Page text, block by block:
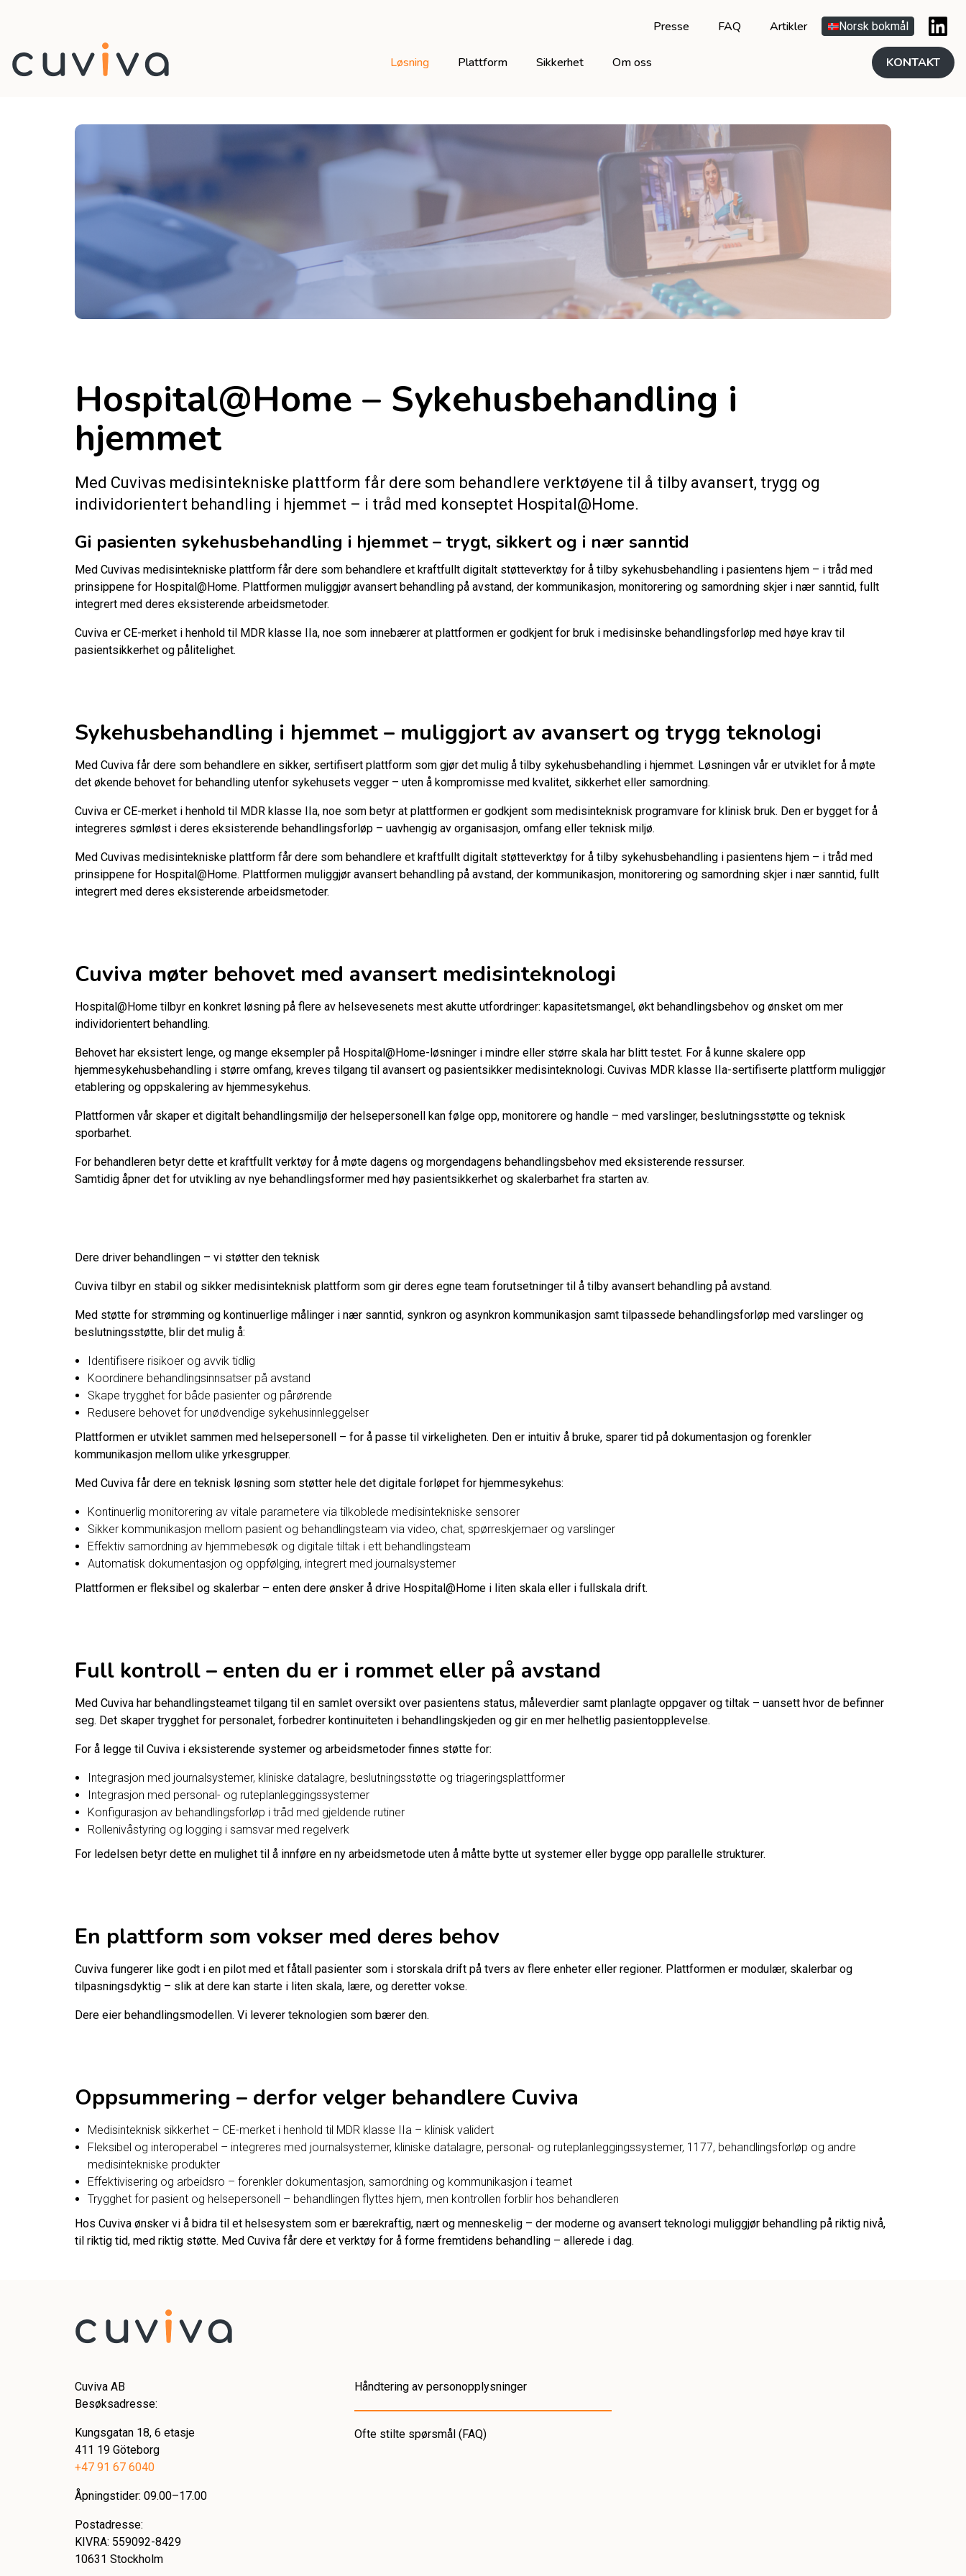
Presse FAQ Artikler Norsk bokmål
Løsning Plattform Sikkerhet Om oss KONTAKT
Hospital@Home – Sykehusbehandling i
hjemmet
Med Cuvivas medisintekniske plattform får dere som behandlere verktøyene til å tilby avansert, trygg og
individorientert behandling i hjemmet – i tråd med konseptet Hospital@Home.
Gi pasienten sykehusbehandling i hjemmet – trygt, sikkert og i nær sanntid
Med Cuvivas medisintekniske plattform får dere som behandlere et kraftfullt digitalt støtteverktøy for å tilby sykehusbehandling i pasientens hjem – i tråd med
prinsippene for Hospital@Home. Plattformen muliggjør avansert behandling på avstand, der kommunikasjon, monitorering og samordning skjer i nær sanntid, fullt
integrert med deres eksisterende arbeidsmetoder.
Cuviva er CE-merket i henhold til MDR klasse IIa, noe som innebærer at plattformen er godkjent for bruk i medisinske behandlingsforløp med høye krav til
pasientsikkerhet og pålitelighet.
Sykehusbehandling i hjemmet – muliggjort av avansert og trygg teknologi
Med Cuviva får dere som behandlere en sikker, sertifisert plattform som gjør det mulig å tilby sykehusbehandling i hjemmet. Løsningen vår er utviklet for å møte
det økende behovet for behandling utenfor sykehusets vegger – uten å kompromisse med kvalitet, sikkerhet eller samordning.
Cuviva er CE-merket i henhold til MDR klasse IIa, noe som betyr at plattformen er godkjent som medisinteknisk programvare for klinisk bruk. Den er bygget for å
integreres sømløst i deres eksisterende behandlingsforløp – uavhengig av organisasjon, omfang eller teknisk miljø.
Med Cuvivas medisintekniske plattform får dere som behandlere et kraftfullt digitalt støtteverktøy for å tilby sykehusbehandling i pasientens hjem – i tråd med
prinsippene for Hospital@Home. Plattformen muliggjør avansert behandling på avstand, der kommunikasjon, monitorering og samordning skjer i nær sanntid, fullt
integrert med deres eksisterende arbeidsmetoder.
Cuviva møter behovet med avansert medisinteknologi
Hospital@Home tilbyr en konkret løsning på flere av helsevesenets mest akutte utfordringer: kapasitetsmangel, økt behandlingsbehov og ønsket om mer
individorientert behandling.
Behovet har eksistert lenge, og mange eksempler på Hospital@Home-løsninger i mindre eller større skala har blitt testet. For å kunne skalere opp
hjemmesykehusbehandling i større omfang, kreves tilgang til avansert og pasientsikker medisinteknologi. Cuvivas MDR klasse IIa-sertifiserte plattform muliggjør
etablering og oppskalering av hjemmesykehus.
Plattformen vår skaper et digitalt behandlingsmiljø der helsepersonell kan følge opp, monitorere og handle – med varslinger, beslutningsstøtte og teknisk
sporbarhet.
For behandleren betyr dette et kraftfullt verktøy for å møte dagens og morgendagens behandlingsbehov med eksisterende ressurser.
Samtidig åpner det for utvikling av nye behandlingsformer med høy pasientsikkerhet og skalerbarhet fra starten av.
Dere driver behandlingen – vi støtter den teknisk
Cuviva tilbyr en stabil og sikker medisinteknisk plattform som gir deres egne team forutsetninger til å tilby avansert behandling på avstand.
Med støtte for strømming og kontinuerlige målinger i nær sanntid, synkron og asynkron kommunikasjon samt tilpassede behandlingsforløp med varslinger og
beslutningsstøtte, blir det mulig å:
Identifisere risikoer og avvik tidlig
Koordinere behandlingsinnsatser på avstand
Skape trygghet for både pasienter og pårørende
Redusere behovet for unødvendige sykehusinnleggelser
Plattformen er utviklet sammen med helsepersonell – for å passe til virkeligheten. Den er intuitiv å bruke, sparer tid på dokumentasjon og forenkler
kommunikasjon mellom ulike yrkesgrupper.
Med Cuviva får dere en teknisk løsning som støtter hele det digitale forløpet for hjemmesykehus:
Kontinuerlig monitorering av vitale parametere via tilkoblede medisintekniske sensorer
Sikker kommunikasjon mellom pasient og behandlingsteam via video, chat, spørreskjemaer og varslinger
Effektiv samordning av hjemmebesøk og digitale tiltak i ett behandlingsteam
Automatisk dokumentasjon og oppfølging, integrert med journalsystemer
Plattformen er fleksibel og skalerbar – enten dere ønsker å drive Hospital@Home i liten skala eller i fullskala drift.
Full kontroll – enten du er i rommet eller på avstand
Med Cuviva har behandlingsteamet tilgang til en samlet oversikt over pasientens status, måleverdier samt planlagte oppgaver og tiltak – uansett hvor de befinner
seg. Det skaper trygghet for personalet, forbedrer kontinuiteten i behandlingskjeden og gir en mer helhetlig pasientopplevelse.
For å legge til Cuviva i eksisterende systemer og arbeidsmetoder finnes støtte for:
Integrasjon med journalsystemer, kliniske datalagre, beslutningsstøtte og triageringsplattformer
Integrasjon med personal- og ruteplanleggingssystemer
Konfigurasjon av behandlingsforløp i tråd med gjeldende rutiner
Rollenivåstyring og logging i samsvar med regelverk
For ledelsen betyr dette en mulighet til å innføre en ny arbeidsmetode uten å måtte bytte ut systemer eller bygge opp parallelle strukturer.
En plattform som vokser med deres behov
Cuviva fungerer like godt i en pilot med et fåtall pasienter som i storskala drift på tvers av flere enheter eller regioner. Plattformen er modulær, skalerbar og
tilpasningsdyktig – slik at dere kan starte i liten skala, lære, og deretter vokse.
Dere eier behandlingsmodellen. Vi leverer teknologien som bærer den.
Oppsummering – derfor velger behandlere Cuviva
Medisinteknisk sikkerhet – CE-merket i henhold til MDR klasse IIa – klinisk validert
Fleksibel og interoperabel – integreres med journalsystemer, kliniske datalagre, personal- og ruteplanleggingssystemer, 1177, behandlingsforløp og andre
medisintekniske produkter
Effektivisering og arbeidsro – forenkler dokumentasjon, samordning og kommunikasjon i teamet
Trygghet for pasient og helsepersonell – behandlingen flyttes hjem, men kontrollen forblir hos behandleren
Hos Cuviva ønsker vi å bidra til et helsesystem som er bærekraftig, nært og menneskelig – der moderne og avansert teknologi muliggjør behandling på riktig nivå,
til riktig tid, med riktig støtte. Med Cuviva får dere et verktøy for å forme fremtidens behandling – allerede i dag.
Cuviva AB
Besøksadresse:
Kungsgatan 18, 6 etasje
411 19 Göteborg
+47 91 67 6040
Åpningstider: 09.00–17.00
Postadresse:
KIVRA: 559092-8429
10631 Stockholm
Håndtering av personopplysninger
Ofte stilte spørsmål (FAQ)